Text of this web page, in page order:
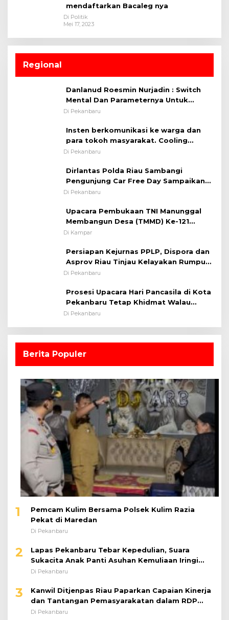
mendaftarkan Bacaleg nya
Di Politik
Mei 17, 2023
Regional
Danlanud Roesmin Nurjadin : Switch
Mental Dan Parameternya Untuk
Melaksanakan ✈
Di Pekanbaru
Insten berkomunikasi ke warga dan
para tokoh masyarakat. Cooling
System OMP LK ²024 Polsek Rumbai,
Pentingnya Memelihara dan Menjaga
Situasi Kondusif
Di Pekanbaru
Dirlantas Polda Riau Sambangi
Pengunjung Car Free Day Sampaikan
Pesan Edukasi Kamtibmas &
Di Pekanbaru
Upacara Pembukaan TNI Manunggal
Membangun Desa (TMMD) Ke-121
Kodim 0313/KPR Tahun 2024) ?
Di Kampar
Persiapan Kejurnas PPLP, Dispora dan
Asprov Riau Tinjau Kelayakan Rumput
Lapangan Sepakbola
Di Pekanbaru
Prosesi Upacara Hari Pancasila di Kota
Pekanbaru Tetap Khidmat Walau
Dalam Ruangan
Di Pekanbaru
Berita Populer
1
Pemcam Kulim Bersama Polsek Kulim Razia
Pekat di Maredan
Di Pekanbaru
2
Lapas Pekanbaru Tebar Kepedulian, Suara
Sukacita Anak Panti Asuhan Kemuliaan Iringi
Bantuan Sosial
Di Pekanbaru
3
Kanwil Ditjenpas Riau Paparkan Capaian Kinerja
dan Tantangan Pemasyarakatan dalam RDP
Bersama Komisi XIII DPR RI
Di Pekanbaru